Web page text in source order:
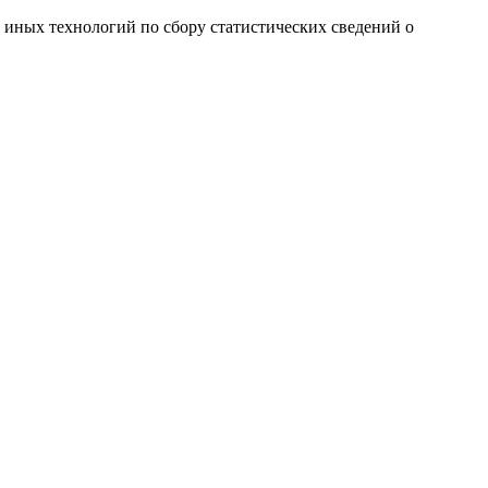
технологий по сбору статистических сведений о